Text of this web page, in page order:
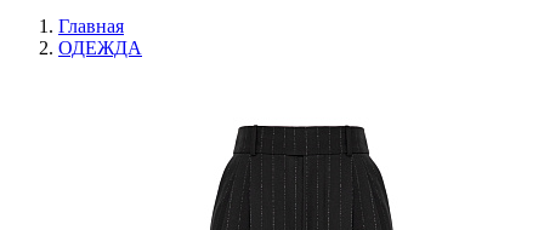
Главная
ОДЕЖДА